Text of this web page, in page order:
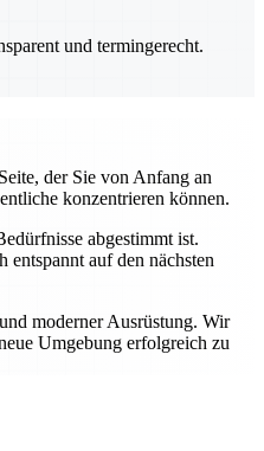
und termingerecht.
der Sie von Anfang an
konzentrieren können.
abgestimmt ist.
auf den nächsten
moderner Ausrüstung. Wir
Umgebung erfolgreich zu